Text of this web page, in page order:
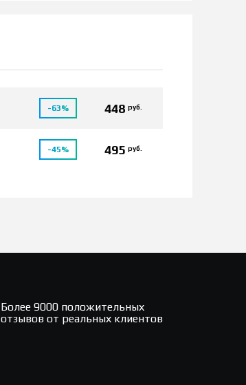
-63% 448 руб.
-45% 495 руб.
Более 9000 положительных
отзывов от реальных клиентов